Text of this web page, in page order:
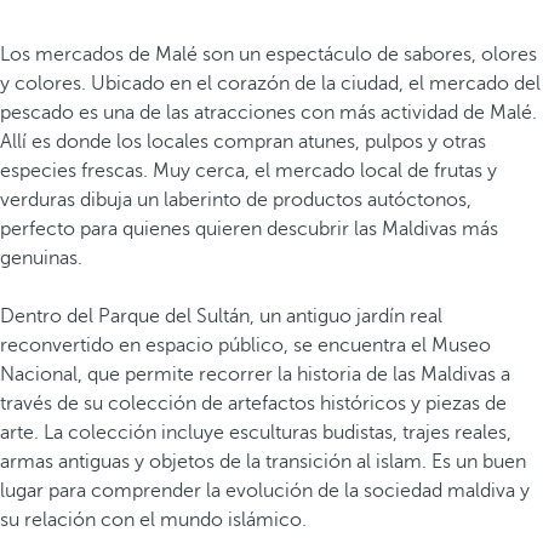
Los mercados de Malé son un espectáculo de sabores, olores
y colores. Ubicado en el corazón de la ciudad, el mercado del
pescado es una de las atracciones con más actividad de Malé.
Allí es donde los locales compran atunes, pulpos y otras
especies frescas. Muy cerca, el mercado local de frutas y
verduras dibuja un laberinto de productos autóctonos,
perfecto para quienes quieren descubrir las Maldivas más
genuinas.
Dentro del Parque del Sultán, un antiguo jardín real
reconvertido en espacio público, se encuentra el Museo
Nacional, que permite recorrer la historia de las Maldivas a
través de su colección de artefactos históricos y piezas de
arte. La colección incluye esculturas budistas, trajes reales,
armas antiguas y objetos de la transición al islam. Es un buen
lugar para comprender la evolución de la sociedad maldiva y
su relación con el mundo islámico.
s
t
e
m
p
l
o
s
á
s
s
i
n
g
u